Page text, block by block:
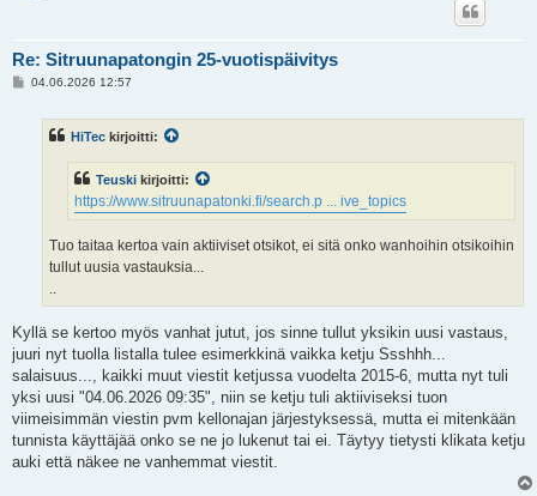
Re: Sitruunapatongin 25-vuotispäivitys
V04.06.2026 12:57
HiTec kirjoitti:
Teuski kirjoitti:
https://www.sitruunapatonki.fi/search.p ... ive_topics
Tuo taitaa kertoa vain aktiiviset otsikot, ei sitä onko wanhoihin otsikoihin
tullut uusia vastauksia...
..
Kyllä se kertoo myös vanhat jutut, jos sinne tullut yksikin uusi vastaus,
juuri nyt tuolla listalla tulee esimerkkinä vaikka ketju Ssshhh...
salaisuus..., kaikki muut viestit ketjussa vuodelta 2015-6, mutta nyt tuli
yksi uusi "04.06.2026 09:35", niin se ketju tuli aktiiviseksi tuon
viimeisimmän viestin pvm kellonajan järjestyksessä, mutta ei mitenkään
tunnista käyttäjää onko se ne jo lukenut tai ei. Täytyy tietysti klikata ketju
auki että näkee ne vanhemmat viestit.